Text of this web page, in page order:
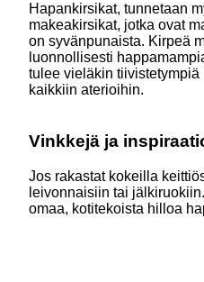
Hapankirsikat, tunnetaan
makeakirsikat, jotka ovat
on syvänpunaista. Kirpeä
luonnollisesti
tulee vieläkin
kaikkiin aterioihin.
Vinkkejä ja
Jos rakastat kokeilla
leivonnaisiin tai
omaa, kotitekoista hilloa